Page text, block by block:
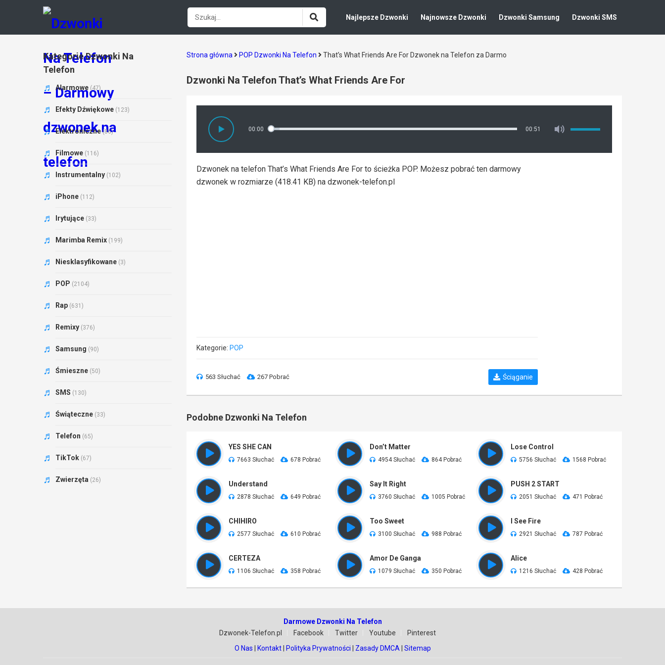
Najlepsze Dzwonki Najnowsze Dzwonki Dzwonki Samsung Dzwonki SMS
Strona główna POP Dzwonki Na Telefon That’s What Friends Are For Dzwonek na Telefon za Darmo
Dzwonki Na Telefon That’s What Friends Are For
00:00 00:51
Dzwonek na telefon That’s What Friends Are For to ścieżka POP. Możesz pobrać ten darmowy
dzwonek w rozmiarze (418.41 KB) na dzwonek-telefon.pl
Kategorie: POP
563 Słuchać 267 Pobrać Ściąganie
Podobne Dzwonki Na Telefon
YES SHE CAN
7663 Słuchać 678 Pobrać
Don’t Matter
4954 Słuchać 864 Pobrać
Lose Control
5756 Słuchać 1568 Pobrać
Understand
2878 Słuchać 649 Pobrać
Say It Right
3760 Słuchać 1005 Pobrać
PUSH 2 START
2051 Słuchać 471 Pobrać
CHIHIRO
2577 Słuchać 610 Pobrać
Too Sweet
3100 Słuchać 988 Pobrać
I See Fire
2921 Słuchać 787 Pobrać
CERTEZA
1106 Słuchać 358 Pobrać
Amor De Ganga
1079 Słuchać 350 Pobrać
Alice
1216 Słuchać 428 Pobrać
Kategorie Dzwonki Na
Telefon
Alarmowe (47)
Efekty Dźwiękowe (123)
Elektroniczne (86)
Filmowe (116)
Instrumentalny (102)
iPhone (112)
Irytujące (33)
Marimba Remix (199)
Niesklasyfikowane (3)
POP (2104)
Rap (631)
Remixy (376)
Samsung (90)
Śmieszne (50)
SMS (130)
Świąteczne (33)
Telefon (65)
TikTok (67)
Zwierzęta (26)
Darmowe Dzwonki Na Telefon
Dzwonek-Telefon.pl
Facebook Twitter Youtube
Pinterest
O Nas
Kontakt| Polityka Prywatności Zasady DMCA Sitemap